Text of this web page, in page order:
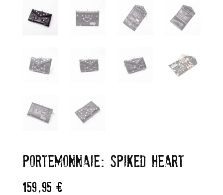
PORTEMONNAIE: SPIKED HEART
159,95 €